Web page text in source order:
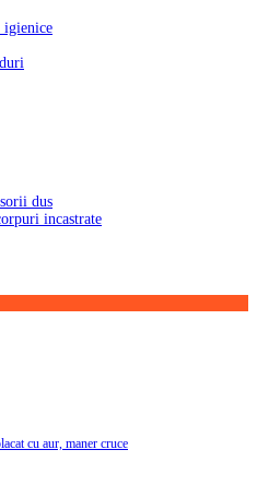
igienice
dus
incastrate
cu aur, maner cruce